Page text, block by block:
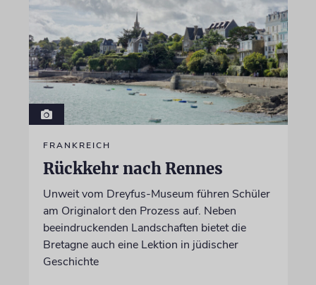
FRANKREICH
Rückkehr nach Rennes
Unweit vom Dreyfus-Museum führen Schüler
am Originalort den Prozess auf. Neben
beeindruckenden Landschaften bietet die
Bretagne auch eine Lektion in jüdischer
Geschichte